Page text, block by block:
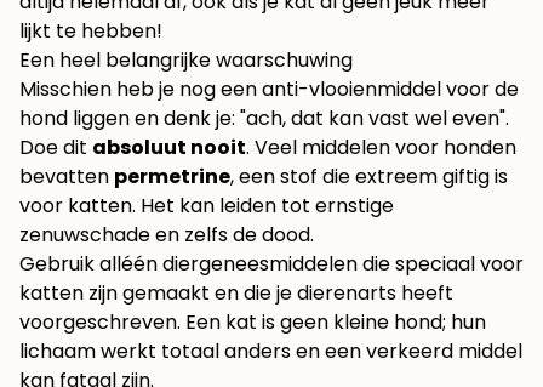
lijkt te hebben!
Een heel belangrijke waarschuwing
Misschien heb je nog een anti-vlooienmiddel voor de
hond liggen en denk je: "ach, dat kan vast wel even".
Doe dit absoluut nooit. Veel middelen voor honden
bevatten permetrine, een stof die extreem giftig is
voor katten. Het kan leiden tot ernstige
zenuwschade en zelfs de dood.
Gebruik alléén diergeneesmiddelen die speciaal voor
katten zijn gemaakt en die je dierenarts heeft
voorgeschreven. Een kat is geen kleine hond; hun
lichaam werkt totaal anders en een verkeerd middel
kan fataal zijn.